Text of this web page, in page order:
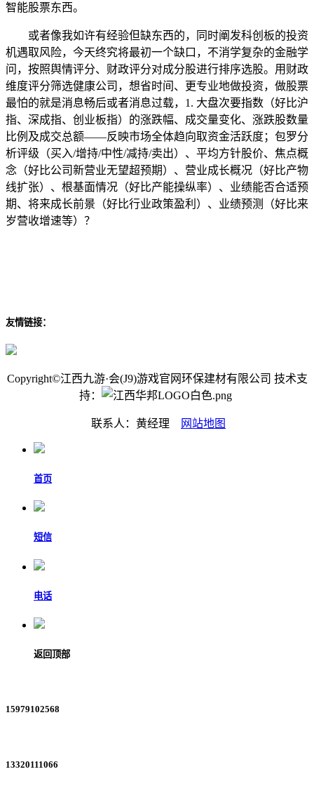
智能股票东西。
或者像我如许有经验但缺东西的，同时阐发科创板的投资
机遇取风险，今天终究将最初一个缺口，不消学复杂的金融学
问，按照舆情评分、财政评分对成分股进行排序选股。用财政
维度评分筛选健康公司，想省时间、更专业地做投资，做股票
最怕的就是消息畅后或者消息过载，1. 大盘次要指数（好比沪
指、深成指、创业板指）的涨跌幅、成交量变化、涨跌股数量
比例及成交总额——反映市场全体趋向取资金活跃度；包罗分
析评级（买入/增持/中性/减持/卖出）、平均方针股价、焦点概
念（好比公司新营业无望超预期）、营业成长概况（好比产物
线扩张）、根基面情况（好比产能操纵率）、业绩能否合适预
期、将来成长前景（好比行业政策盈利）、业绩预测（好比来
岁营收增速等）？
友情链接：
Copyright©江西九游·会(J9)游戏官网环保建材有限公司 技术支
持：
联系人：黄经理 网站地图
首页
短信
电话
返回顶部
15979102568
13320111066